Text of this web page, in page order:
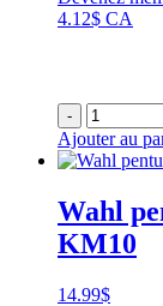
4.12$ CA
-
Ajouter au
Wahl
KM10
14.99$